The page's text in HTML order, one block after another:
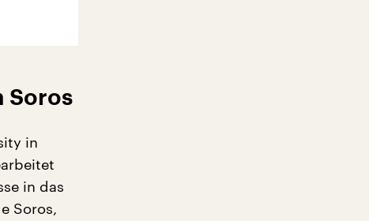
Soros
in
in das
Soros,